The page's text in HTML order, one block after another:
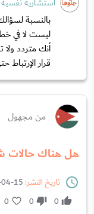
استشارية نفسية
بالنسبة
ليست لا في
أنك متردد
قرار
من مجهول
هل هناك حالات
تاريخ النشر:
0
0
0